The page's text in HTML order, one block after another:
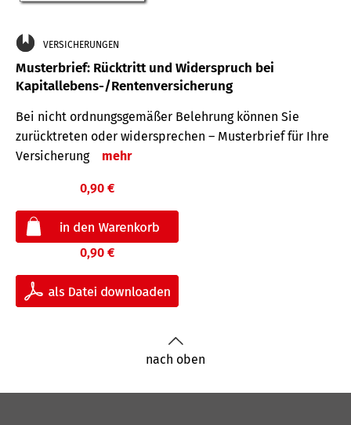
VERSICHERUNGEN
Musterbrief: Rücktritt und Widerspruch bei
Kapitallebens-/Rentenversicherung
Bei nicht ordnungsgemäßer Belehrung können Sie
zurücktreten oder widersprechen – Musterbrief für Ihre
Versicherung
mehr
0,90 €
0,90 €
nach oben